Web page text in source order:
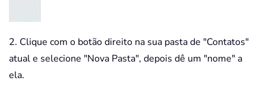
2. Clique com o botão direito na sua pasta de "Contatos"
atual e selecione "Nova Pasta", depois dê um "nome" a
ela.